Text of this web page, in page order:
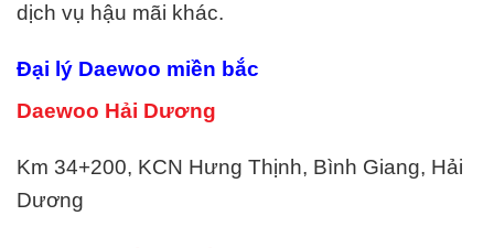
dịch vụ hậu mãi khác.
Đại lý Daewoo miền bắc
Daewoo Hải Dương
Km 34+200, KCN Hưng Thịnh, Bình Giang, Hải
Dương